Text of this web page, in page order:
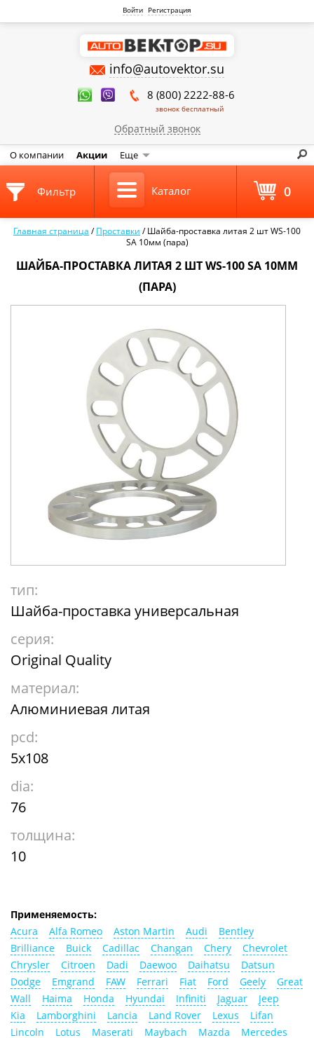
Войти Регистрация
info@autovektor.su
8 (800) 2222-88-6
звонок бесплатный
Обратный звонок
О компании Акции Еще
Главная страница /Проставки /Шайба-проставка литая 2 шт WS-100
SA 10мм (пара)
ШАЙБА-ПРОСТАВКА ЛИТАЯ 2 ШТ WS-100 SA 10ММ
(ПАРА)
тип:
Шайба-проставка универсальная
серия:
Original Quality
материал:
Алюминиевая литая
pcd:
5x108
dia:
76
толщина:
10
Применяемость:
Acura
Alfa Romeo Aston Martin Audi
Bentley
Brilliance
Buick Cadillac Changan Chery
Chevrolet
Chrysler
Citroen Dadi Daewoo Daihatsu
Datsun
Dodge
Emgrand FAW Ferrari Fiat Ford Geely
Great
Wall
Haima Honda Hyundai Infiniti Jaguar
Jeep
Kia
Lamborghini Lancia Land Rover Lexus
Lifan
Lincoln
Lotus Maserati Maybach Mazda
Mercedes
Фильтр Каталог 0